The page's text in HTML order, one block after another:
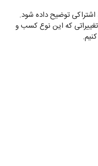
توضیح داده شود.
که این نوع کسب و